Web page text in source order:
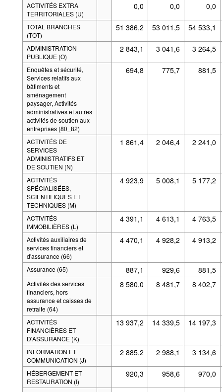
ACTIVITÉS EXTRA
TERRITORIALES (U)
0,0 0,0 0,0
TOTAL BRANCHES
(TOT)
51 386,2 53 011,5 54 533,1
ADMINISTRATION
PUBLIQUE (O)
2 843,1 3 041,6 3 264,5
Enquêtes et sécurité,
Services relatifs aux
bâtiments et
aménagement
paysager, Activités
administratives et autres
activités de soutien aux
entreprises (80_82)
694,8 775,7 881,5
ACTIVITÉS DE
SERVICES
ADMINISTRATIFS ET
DE SOUTIEN (N)
1 861,4 2 046,4 2 241,0
ACTIVITÉS
SPÉCIALISÉES,
SCIENTIFIQUES ET
TECHNIQUES (M)
4 923,9 5 008,1 5 177,2
ACTIVITÉS
IMMOBILIÈRES (L)
4 391,1 4 613,1 4 763,5
Activités auxiliaires de
services financiers et
d'assurance (66)
4 470,1 4 928,2 4 913,2
Assurance (65) 887,1 929,6 881,5
Activités des services
financiers, hors
assurance et caisses de
retraite (64)
8 580,0 8 481,7 8 402,7
ACTIVITÉS
FINANCIÈRES ET
D'ASSURANCE (K)
13 937,2 14 339,5 14 197,3
INFORMATION ET
COMMUNICATION (J)
2 885,2 2 988,1 3 134,6
HÉBERGEMENT ET
RESTAURATION (I)
920,3 958,6 970,0